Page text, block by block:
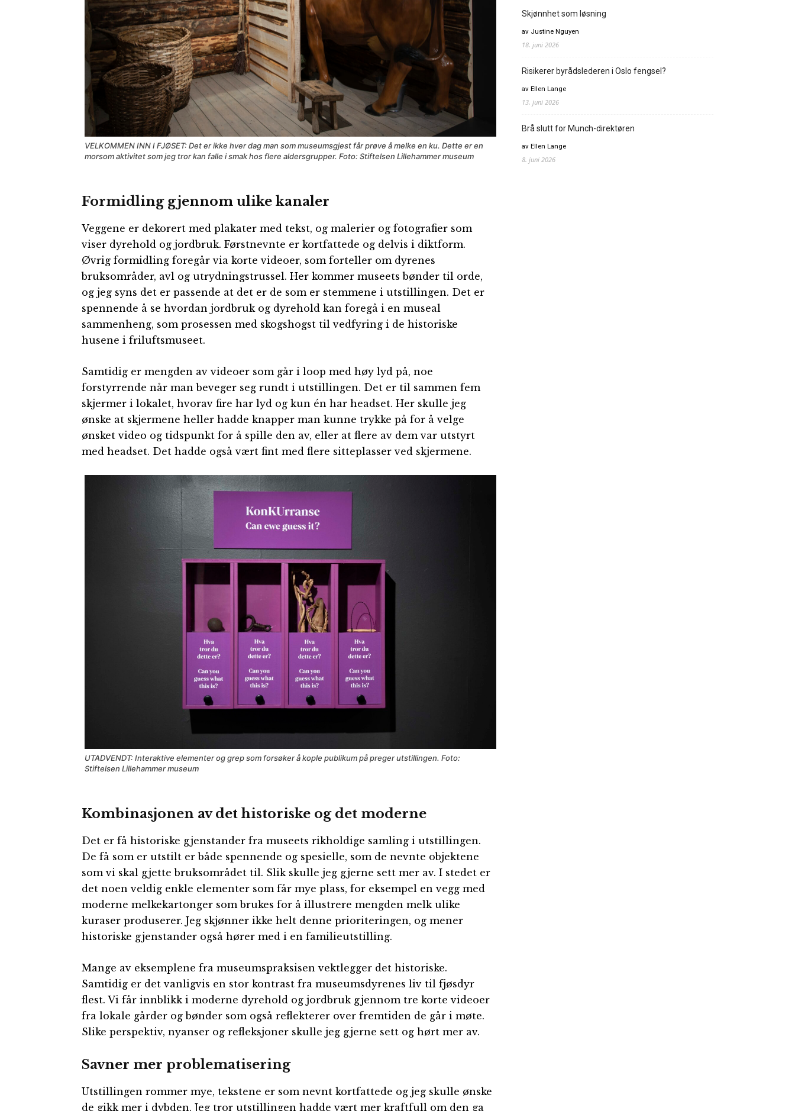
VELKOMMEN INN I FJØSET: Det er ikke hver dag man som museumsgjest får prøve å melke en ku. Dette er en
morsom aktivitet som jeg tror kan falle i smak hos flere aldersgrupper. Foto: Stiftelsen Lillehammer museum
Formidling gjennom ulike kanaler
Veggene er dekorert med plakater med tekst, og malerier og fotografier som
viser dyrehold og jordbruk. Førstnevnte er kortfattede og delvis i diktform.
Øvrig formidling foregår via korte videoer, som forteller om dyrenes
bruksområder, avl og utrydningstrussel. Her kommer museets bønder til orde,
og jeg syns det er passende at det er de som er stemmene i utstillingen. Det er
spennende å se hvordan jordbruk og dyrehold kan foregå i en museal
sammenheng, som prosessen med skogshogst til vedfyring i de historiske
husene i friluftsmuseet.
Samtidig er mengden av videoer som går i loop med høy lyd på, noe
forstyrrende når man beveger seg rundt i utstillingen. Det er til sammen fem
skjermer i lokalet, hvorav fire har lyd og kun én har headset. Her skulle jeg
ønske at skjermene heller hadde knapper man kunne trykke på for å velge
ønsket video og tidspunkt for å spille den av, eller at flere av dem var utstyrt
med headset. Det hadde også vært fint med flere sitteplasser ved skjermene.
UTADVENDT: Interaktive elementer og grep som forsøker å kople publikum på preger utstillingen. Foto:
Stiftelsen Lillehammer museum
Kombinasjonen av det historiske og det moderne
Det er få historiske gjenstander fra museets rikholdige samling i utstillingen.
De få som er utstilt er både spennende og spesielle, som de nevnte objektene
som vi skal gjette bruksområdet til. Slik skulle jeg gjerne sett mer av. I stedet er
det noen veldig enkle elementer som får mye plass, for eksempel en vegg med
moderne melkekartonger som brukes for å illustrere mengden melk ulike
kuraser produserer. Jeg skjønner ikke helt denne prioriteringen, og mener
historiske gjenstander også hører med i en familieutstilling.
Mange av eksemplene fra museumspraksisen vektlegger det historiske.
Samtidig er det vanligvis en stor kontrast fra museumsdyrenes liv til fjøsdyr
flest. Vi får innblikk i moderne dyrehold og jordbruk gjennom tre korte videoer
fra lokale gårder og bønder som også reflekterer over fremtiden de går i møte.
Slike perspektiv, nyanser og refleksjoner skulle jeg gjerne sett og hørt mer av.
Savner mer problematisering
Utstillingen rommer mye, tekstene er som nevnt kortfattede og jeg skulle ønske
de gikk mer i dybden. Jeg tror utstillingen hadde vært mer kraftfull om den ga
Skjønnhet som løsning
av Justine Nguyen
18. juni 2026
Risikerer byrådslederen i Oslo fengsel?
av Ellen Lange
13. juni 2026
Brå slutt for Munch-direktøren
av Ellen Lange
8. juni 2026